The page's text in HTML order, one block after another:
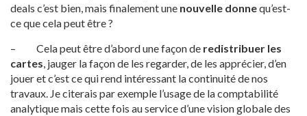
deals c’est bien, mais finalement une nouvelle donnequ’est-
ce que cela peut être ?
– Cela peut être d’abord une façon de redistribuer les
cartes, jauger la façon de les regarder, de les apprécier, d’en
jouer et c’est ce qui rend intéressant la continuité de nos
travaux. Je citerais par exemple l’usage de la comptabilité
analytique mais cette fois au service d’une vision globale des